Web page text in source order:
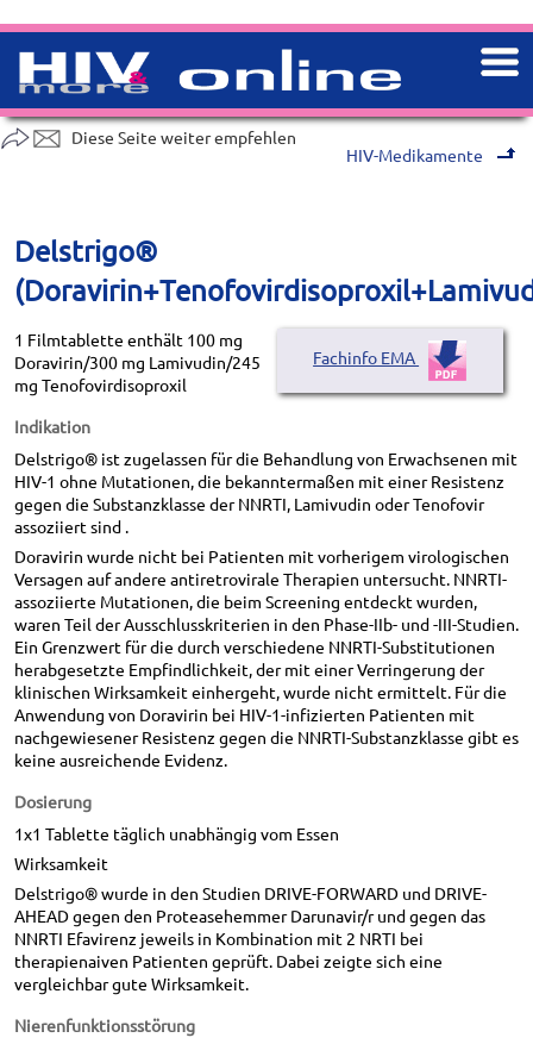
HIV-Medikamente
Delstrigo®
Fachinfo EMA
1 Filmtablette enthält 100 mg
Doravirin/300 mg Lamivudin/245
mg Tenofovirdisoproxil
Indikation
Delstrigo® ist zugelassen für die Behandlung von Erwachsenen mit
HIV-1 ohne Mutationen, die bekanntermaßen mit einer Resistenz
gegen die Substanzklasse der NNRTI, Lamivudin oder Tenofovir
assoziiert sind .
Doravirin wurde nicht bei Patienten mit vorherigem virologischen
Versagen auf andere antiretrovirale Therapien untersucht. NNRTI-
assoziierte Mutationen, die beim Screening entdeckt wurden,
waren Teil der Ausschlusskriterien in den Phase-IIb- und -III-Studien.
Ein Grenzwert für die durch verschiedene NNRTI-Substitutionen
herabgesetzte Empfindlichkeit, der mit einer Verringerung der
klinischen Wirksamkeit einhergeht, wurde nicht ermittelt. Für die
Anwendung von Doravirin bei HIV-1-infizierten Patienten mit
nachgewiesener Resistenz gegen die NNRTI-Substanzklasse gibt es
keine ausreichende Evidenz.
Dosierung
1x1 Tablette täglich unabhängig vom Essen
Wirksamkeit
Delstrigo® wurde in den Studien DRIVE-FORWARD und DRIVE-
AHEAD gegen den Proteasehemmer Darunavir/r und gegen das
NNRTI Efavirenz jeweils in Kombination mit 2 NRTI bei
therapienaiven Patienten geprüft. Dabei zeigte sich eine
vergleichbar gute Wirksamkeit.
Nierenfunktionsstörung
Diese Seite weiter empfehlen